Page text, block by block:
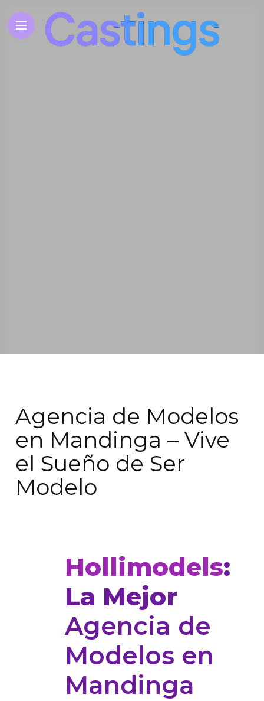
Agencia de Modelos
en Mandinga – Vive
el Sueño de Ser
Modelo
Hollimodels:
La Mejor
Agencia de
Modelos en
Mandinga